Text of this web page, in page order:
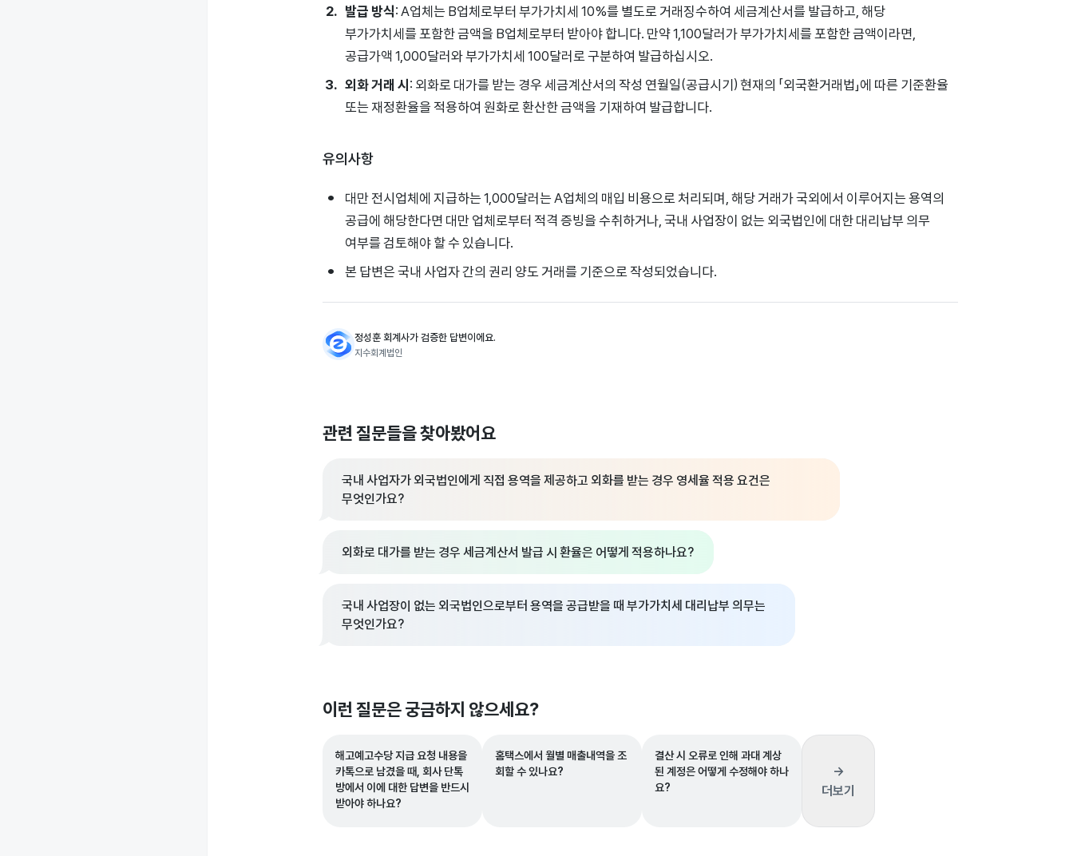
발급 방식: A업체는 B업체로부터 부가가치세 10%를 별도로 거래징수하여 세금계산서를 발급하고, 해당
부가가치세를 포함한 금액을 B업체로부터 받아야 합니다. 만약 1,100달러가 부가가치세를 포함한 금액이라면,
공급가액 1,000달러와 부가가치세 100달러로 구분하여 발급하십시오.
외화 거래 시: 외화로 대가를 받는 경우 세금계산서의 작성 연월일(공급시기) 현재의 「외국환거래법」에 따른 기준환율
또는 재정환율을 적용하여 원화로 환산한 금액을 기재하여 발급합니다.
유의사항
대만 전시업체에 지급하는 1,000달러는 A업체의 매입 비용으로 처리되며, 해당 거래가 국외에서 이루어지는 용역의
공급에 해당한다면 대만 업체로부터 적격 증빙을 수취하거나, 국내 사업장이 없는 외국법인에 대한 대리납부 의무
여부를 검토해야 할 수 있습니다.
본 답변은 국내 사업자 간의 권리 양도 거래를 기준으로 작성되었습니다.
정성훈 회계사가 검증한 답변이에요.
지수회계법인
관련 질문들을 찾아봤어요
국내 사업자가 외국법인에게 직접 용역을 제공하고 외화를 받는 경우 영세율 적용 요건은
무엇인가요?
외화로 대가를 받는 경우 세금계산서 발급 시 환율은 어떻게 적용하나요?
국내 사업장이 없는 외국법인으로부터 용역을 공급받을 때 부가가치세 대리납부 의무는
무엇인가요?
이런 질문은 궁금하지 않으세요?
해고예고수당 지급 요청 내용을
카톡으로 남겼을 때, 회사 단톡
방에서 이에 대한 답변을 반드시
받아야 하나요?
홈택스에서 월별 매출내역을 조
회할 수 있나요?
결산 시 오류로 인해 과대 계상
된 계정은 어떻게 수정해야 하나
요?
→
더보기